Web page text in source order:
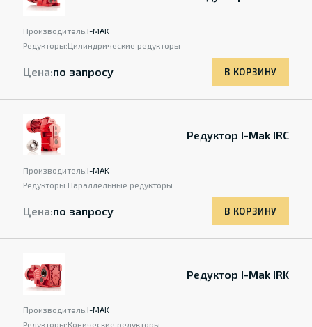
Производитель:I-MAK
Редукторы:Цилиндрические редукторы
Цена:по запросу В КОРЗИНУ
Редуктор I-Mak IRC
Производитель:I-MAK
Редукторы:Параллельные редукторы
Цена:по запросу В КОРЗИНУ
Редуктор I-Mak IRK
Производитель:I-MAK
Редукторы:Конические редукторы